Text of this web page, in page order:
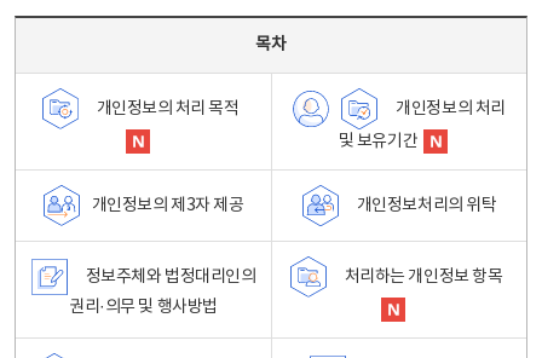
목차
개인정보의 처리 목적
개인정보의 처리
및 보유기간
개인정보의 제3자 제공 개인정보처리의 위탁
정보주체와 법정대리인의
권리·의무 및 행사방법
처리하는 개인정보 항목